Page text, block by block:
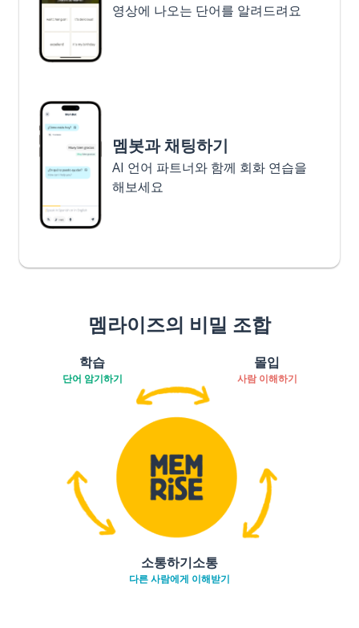
영상에 나오는 단어를 알려드려요
멤봇과 채팅하기
AI 언어 파트너와 함께 회화 연습을
해보세요
멤라이즈의 비밀 조합
학습
단어 암기하기
몰입
사람 이해하기
소통하기소통
다른 사람에게 이해받기